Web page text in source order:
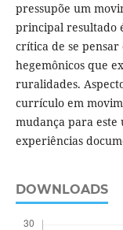
pressupõe um
principal resultado
crítica de se
hegemônicos que
ruralidades.
currículo em
mudança para este
experiências
DOWNLOADS